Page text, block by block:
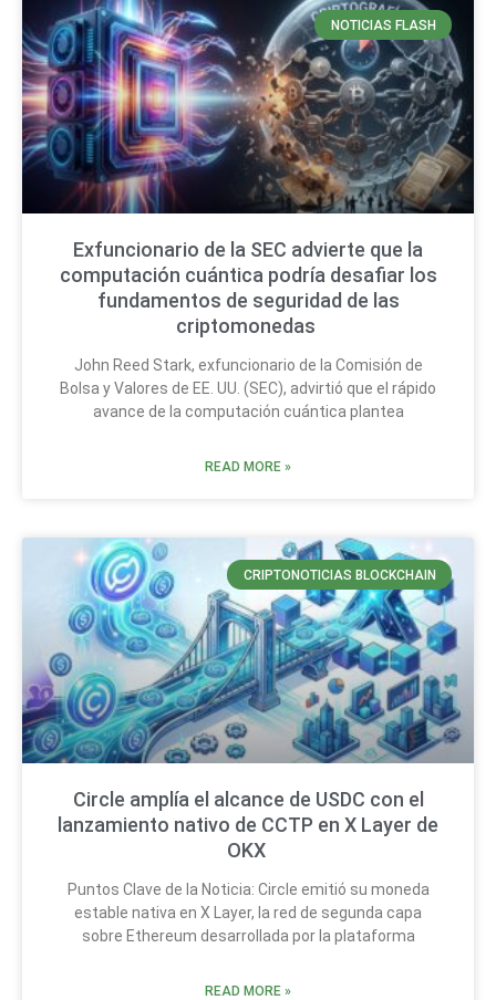
NOTICIAS FLASH
Exfuncionario de la SEC advierte que la
computación cuántica podría desafiar los
fundamentos de seguridad de las
criptomonedas
John Reed Stark, exfuncionario de la Comisión de
Bolsa y Valores de EE. UU. (SEC), advirtió que el rápido
avance de la computación cuántica plantea
READ MORE »
CRIPTONOTICIAS BLOCKCHAIN
Circle amplía el alcance de USDC con el
lanzamiento nativo de CCTP en X Layer de
OKX
Puntos Clave de la Noticia: Circle emitió su moneda
estable nativa en X Layer, la red de segunda capa
sobre Ethereum desarrollada por la plataforma
READ MORE »